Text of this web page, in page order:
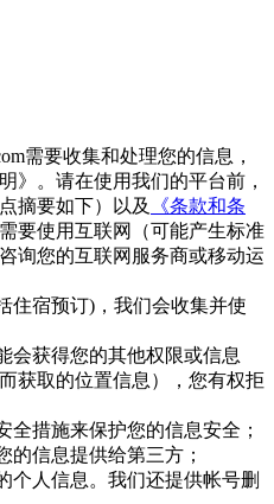
需要收集和处理您的信息，
》。请在使用我们的平台前，
点摘要如下）以及
《条款和条
要使用互联网（可能产生标准
询您的互联网服务商或移动运
住宿预订)，我们会收集并使
会获得您的其他权限或信息
获取的位置信息），您有权拒
全措施来保护您的信息安全；
的信息提供给第三方；
个人信息。我们还提供帐号删